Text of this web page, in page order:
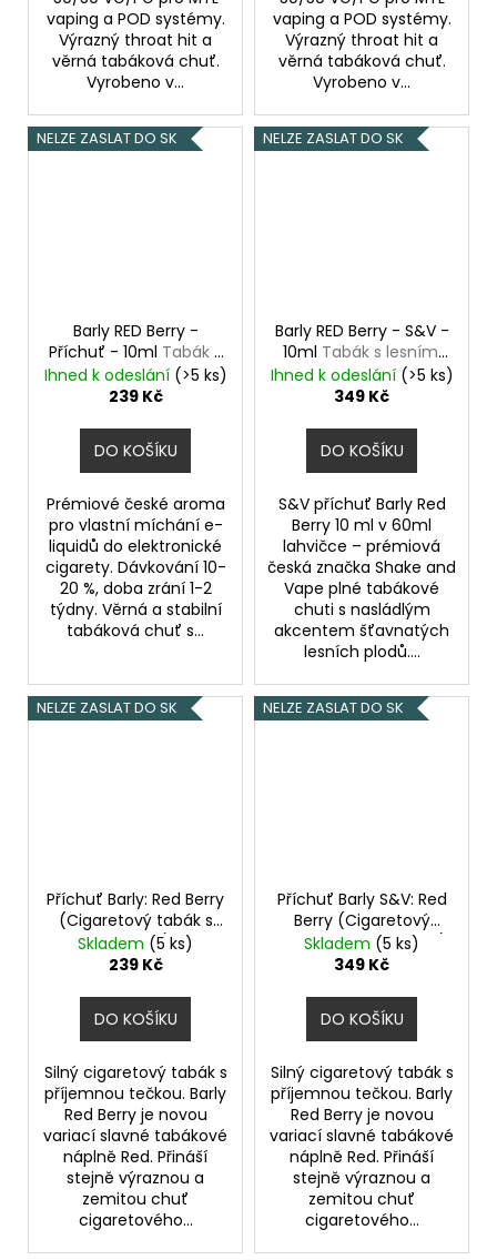
vaping a POD systémy.
Výrazný throat hit a
věrná tabáková chuť.
Vyrobeno v...
vaping a POD systémy.
Výrazný throat hit a
věrná tabáková chuť.
Vyrobeno v...
NELZE ZASLAT DO SK
Barly RED Berry -
Příchuť - 10ml Tabák s
lesními plody
Ihned k odeslání (>5 ks)
239 Kč
DO KOŠÍKU
Prémiové české aroma
pro vlastní míchání e-
liquidů do elektronické
cigarety. Dávkování 10-
20 %, doba zrání 1-2
týdny. Věrná a stabilní
tabáková chuť s...
NELZE ZASLAT DO SK
Barly RED Berry - S&V -
10ml Tabák s lesními
plody
Ihned k odeslání (>5 ks)
349 Kč
DO KOŠÍKU
S&V příchuť Barly Red
Berry 10 ml v 60ml
lahvičce – prémiová
česká značka Shake and
Vape plné tabákové
chuti s nasládlým
akcentem šťavnatých
lesních plodů....
NELZE ZASLAT DO SK
Příchuť Barly: Red Berry
(Cigaretový tabák s
lesními plody) 10ml
Skladem (5 ks)
239 Kč
DO KOŠÍKU
Silný cigaretový tabák s
příjemnou tečkou. Barly
Red Berry je novou
variací slavné tabákové
náplně Red. Přináší
stejně výraznou a
zemitou chuť
cigaretového...
NELZE ZASLAT DO SK
Příchuť Barly S&V: Red
Berry (Cigaretový
tabák s lesními plody)
10ml
Skladem (5 ks)
349 Kč
DO KOŠÍKU
Silný cigaretový tabák s
příjemnou tečkou. Barly
Red Berry je novou
variací slavné tabákové
náplně Red. Přináší
stejně výraznou a
zemitou chuť
cigaretového...